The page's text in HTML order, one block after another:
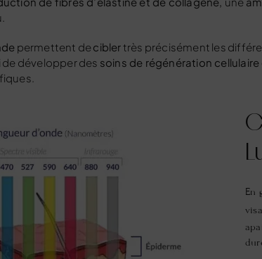
permettent deciblertrès précisément les
de développer des soins de régénération
En